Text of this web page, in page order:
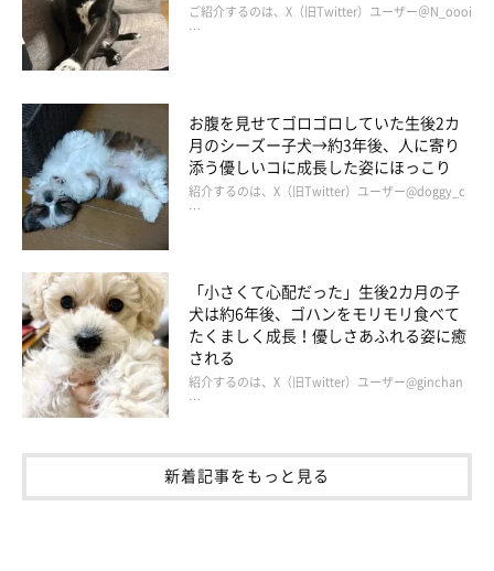
ご紹介するのは、X（旧Twitter）ユーザー＠N_oooi
…
お腹を見せてゴロゴロしていた生後2カ
月のシーズー子犬→約3年後、人に寄り
添う優しいコに成長した姿にほっこり
紹介するのは、X（旧Twitter）ユーザー@doggy_c
…
「小さくて心配だった」生後2カ月の子
犬は約6年後、ゴハンをモリモリ食べて
たくましく成長！優しさあふれる姿に癒
される
紹介するのは、X（旧Twitter）ユーザー@ginchan
…
新着記事をもっと見る